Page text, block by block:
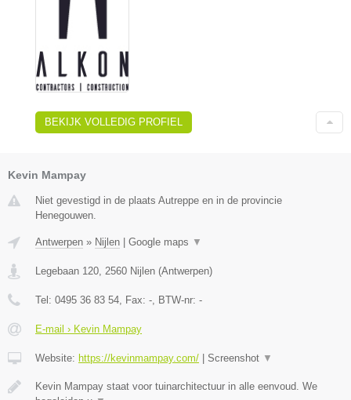
BEKIJK VOLLEDIG PROFIEL
Kevin Mampay
Niet gevestigd in de plaats Autreppe en in de provincie
Henegouwen.
Antwerpen » Nijlen | Google maps ▼
Legebaan 120 2560 Nijlen (Antwerpen)
Tel: 0495 36 83 54 , Fax: - , BTW-nr: -
E-mail › Kevin Mampay
Website: https://kevinmampay.com/ | Screenshot ▼
Kevin Mampay staat voor tuinarchitectuur in alle eenvoud. We